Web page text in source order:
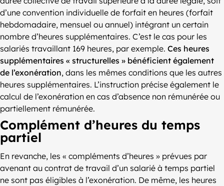
d’une convention individuelle de forfait en heures (forfait
hebdomadaire, mensuel ou annuel) intégrant un certain
nombre d’heures supplémentaires. C’est le cas pour les
salariés travaillant 169 heures, par exemple. Ces heures
supplémentaires « structurelles » bénéficient également
de l’exonération, dans les mêmes conditions que les autres
heures supplémentaires. L’instruction précise également le
calcul de l’exonération en cas d’absence non rémunérée ou
partiellement rémunérée.
Complément d’heures du temps
partiel
En revanche, les « compléments d’heures » prévues par
avenant au contrat de travail d’un salarié à temps partiel
ne sont pas éligibles à l’exonération. De même, les heures